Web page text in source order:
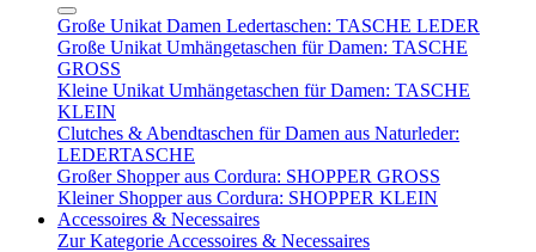
Große Unikat Damen Ledertaschen: TASCHE LEDER
Große Unikat Umhängetaschen für Damen: TASCHE
GROSS
Kleine Unikat Umhängetaschen für Damen: TASCHE
KLEIN
Clutches & Abendtaschen für Damen aus Naturleder:
LEDERTASCHE
Großer Shopper aus Cordura: SHOPPER GROSS
Kleiner Shopper aus Cordura: SHOPPER KLEIN
Accessoires & Necessaires
Zur Kategorie Accessoires & Necessaires